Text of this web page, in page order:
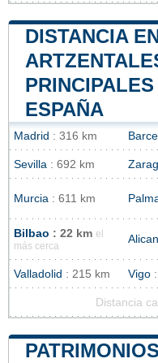
DISTANCIA
ESPAÑA
Madrid : 316 km
Sevilla : 692 km
Murcia : 611 km
Bilbao : 22 km el
más cerca
Valladolid : 215 km Vigo
Distancia